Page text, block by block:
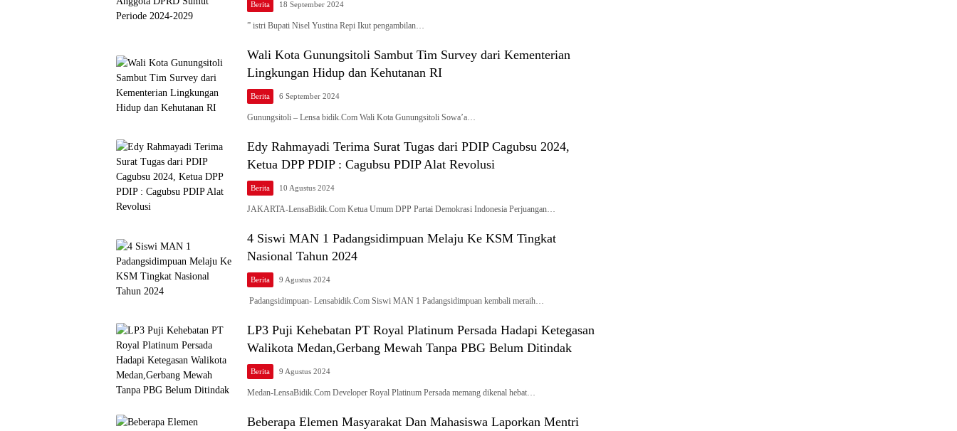
Berita 18 September 2024
” istri Bupati Nisel Yustina Repi Ikut pengambilan…
Wali Kota Gunungsitoli Sambut Tim Survey dari Kementerian
Lingkungan Hidup dan Kehutanan RI
Berita 6 September 2024
Gunungsitoli – Lensa bidik.Com Wali Kota Gunungsitoli Sowa’a…
Edy Rahmayadi Terima Surat Tugas dari PDIP Cagubsu 2024,
Ketua DPP PDIP : Cagubsu PDIP Alat Revolusi
Berita 10 Agustus 2024
JAKARTA-LensaBidik.Com Ketua Umum DPP Partai Demokrasi Indonesia Perjuangan…
4 Siswi MAN 1 Padangsidimpuan Melaju Ke KSM Tingkat
Nasional Tahun 2024
Berita 9 Agustus 2024
Padangsidimpuan- Lensabidik.Com Siswi MAN 1 Padangsidimpuan kembali meraih…
LP3 Puji Kehebatan PT Royal Platinum Persada Hadapi Ketegasan
Walikota Medan,Gerbang Mewah Tanpa PBG Belum Ditindak
Berita 9 Agustus 2024
Medan-LensaBidik.Com Developer Royal Platinum Persada memang dikenal hebat…
Beberapa Elemen Masyarakat Dan Mahasiswa Laporkan Mentri